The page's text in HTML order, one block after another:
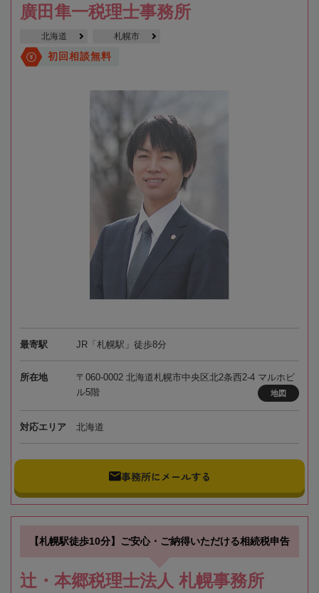
廣田隼一税理士事務所
北海道 札幌市
初回相談無料
最寄駅 JR「札幌駅」徒歩8分
所在地
〒060-0002 北海道札幌市中央区北2条西2-4 マルホビ
ル5階
地図
対応エリア 北海道
事務所にメールする
【札幌駅徒歩10分】ご安心・ご納得いただける相続税申告
辻・本郷税理士法人 札幌事務所